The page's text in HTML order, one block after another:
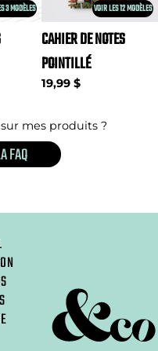
3 MODÈLES VOIR LES 12 MODÈLES
CAHIER DE NOTES
POINTILLÉ
19,99 $
mes produits ?
FAQ